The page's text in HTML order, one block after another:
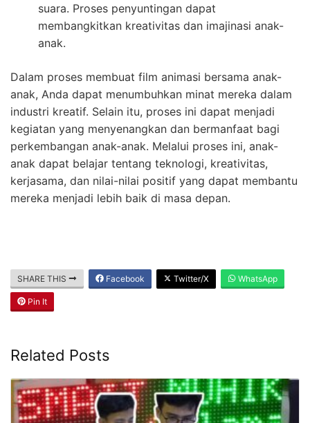
suara. Proses penyuntingan dapat
membangkitkan kreativitas dan imajinasi anak-
anak.
Dalam proses membuat film animasi bersama anak-
anak, Anda dapat menumbuhkan minat mereka dalam
industri kreatif. Selain itu, proses ini dapat menjadi
kegiatan yang menyenangkan dan bermanfaat bagi
perkembangan anak-anak. Melalui proses ini, anak-
anak dapat belajar tentang teknologi, kreativitas,
kerjasama, dan nilai-nilai positif yang dapat membantu
mereka menjadi lebih baik di masa depan.
SHARE THIS Facebook Twitter/X WhatsApp
Pin It
Related Posts